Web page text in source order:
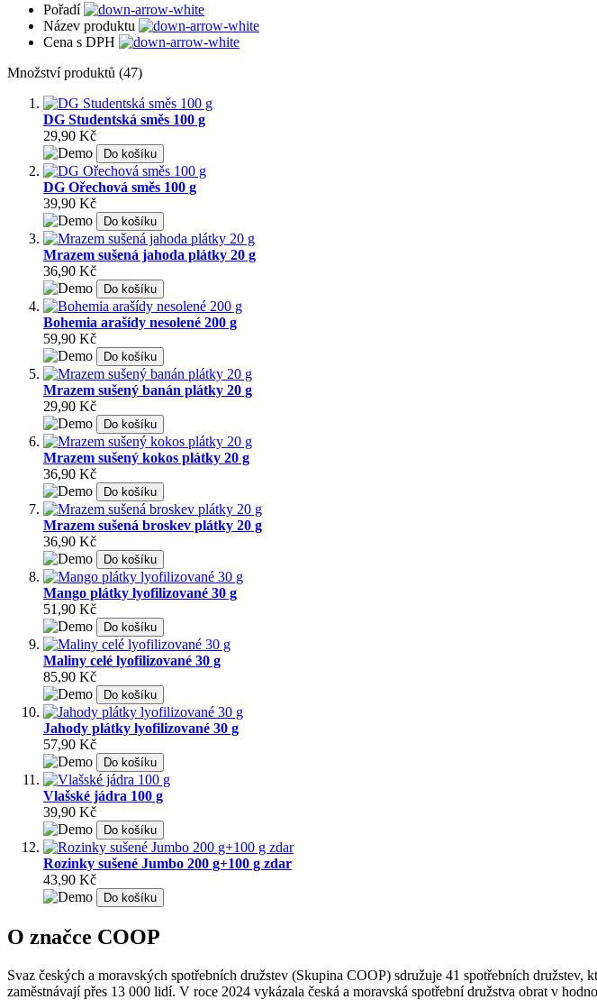
Pořadí
Název produktu
Cena s DPH
Množství produktů (47)
DG Studentská směs 100 g
29,90 Kč
Do košíku
DG Ořechová směs 100 g
39,90 Kč
Do košíku
Mrazem sušená jahoda plátky 20 g
36,90 Kč
Do košíku
Bohemia arašídy nesolené 200 g
59,90 Kč
Do košíku
Mrazem sušený banán plátky 20 g
29,90 Kč
Do košíku
Mrazem sušený kokos plátky 20 g
36,90 Kč
Do košíku
Mrazem sušená broskev plátky 20 g
36,90 Kč
Do košíku
Mango plátky lyofilizované 30 g
51,90 Kč
Do košíku
Maliny celé lyofilizované 30 g
85,90 Kč
Do košíku
Jahody plátky lyofilizované 30 g
57,90 Kč
Do košíku
Vlašské jádra 100 g
39,90 Kč
Do košíku
Rozinky sušené Jumbo 200 g+100 g zdar
43,90 Kč
Do košíku
O značce COOP
Svaz českých a moravských spotřebních družstev (Skupina COOP) sdružuje 41 spotřebních
zaměstnávají přes 13 000 lidí. V roce 2024 vykázala česká a moravská spotřební družstva obrat v